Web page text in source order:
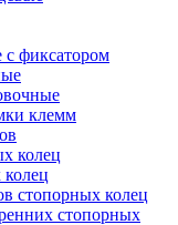
фиксатором
клемм
колец
стопорных колец
стопорных